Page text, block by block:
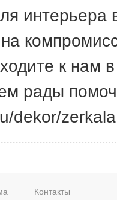
интерьера
к нам
рады
dekor/zerkala
Контакты